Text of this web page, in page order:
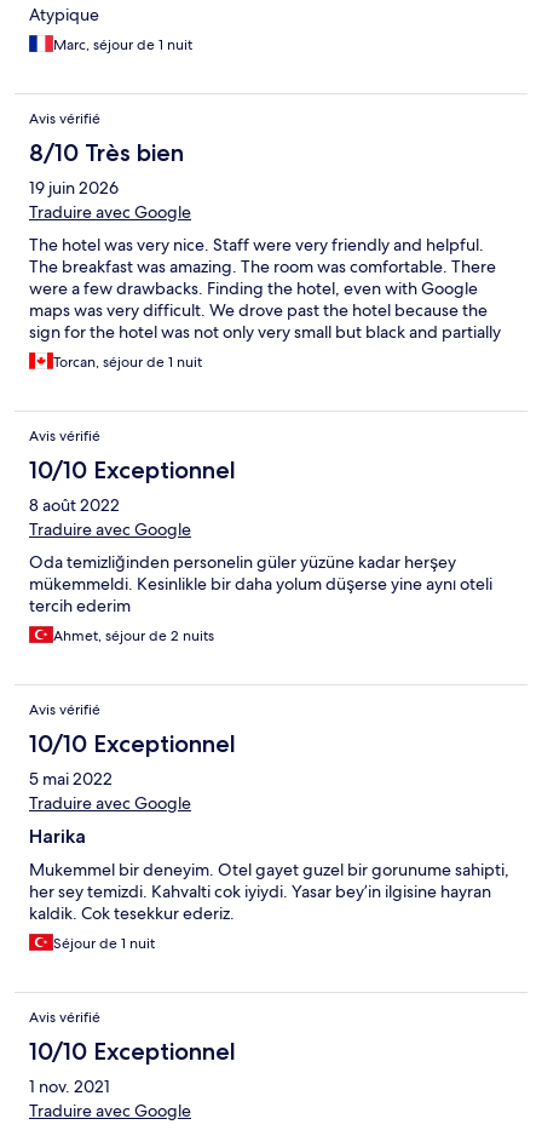
Atypique
Marc, séjour de 1 nuit
Avis vérifié
8/10 Très bien
19 juin 2026
Traduire avec Google
The hotel was very nice. Staff were very friendly and helpful.
The breakfast was amazing. The room was comfortable. There
were a few drawbacks. Finding the hotel, even with Google
maps was very difficult. We drove past the hotel because the
sign for the hotel was not only very small but black and partially
hidden from the plants. Parking was available but it was street
parking and on a steep decline. Our stay was short but the view
Torcan, séjour de 1 nuit
Avis vérifié
10/10 Exceptionnel
8 août 2022
Traduire avec Google
Oda temizliğinden personelin güler yüzüne kadar herşey
mükemmeldi. Kesinlikle bir daha yolum düşerse yine aynı oteli
tercih ederim
Ahmet, séjour de 2 nuits
Avis vérifié
10/10 Exceptionnel
5 mai 2022
Traduire avec Google
Harika
Mukemmel bir deneyim. Otel gayet guzel bir gorunume sahipti,
her sey temizdi. Kahvalti cok iyiydi. Yasar bey’in ilgisine hayran
kaldik. Cok tesekkur ederiz.
Séjour de 1 nuit
Avis vérifié
10/10 Exceptionnel
1 nov. 2021
Traduire avec Google